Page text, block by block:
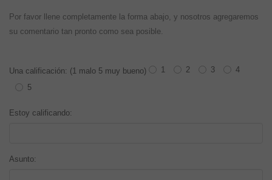
Por favor llene completamente la forma abajo, y nosotros agregaremos
su comentario tan pronto como sea posible.
Una calificación: (1 malo 5 muy bueno) 1 2 3
4
5
Estoy calificando:
Asunto: